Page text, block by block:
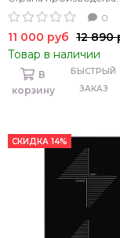
0
11 000 руб 12 890
Товар в наличии
В
корзину
БЫСТРЫЙ
ЗАКАЗ
СКИДКА 14%